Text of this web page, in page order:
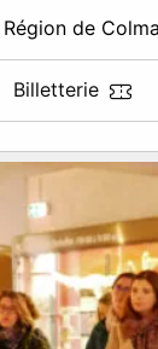
Région de
Billetterie